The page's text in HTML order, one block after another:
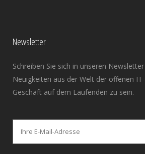
Newsletter
Schreiben Sie sich in unseren
Neuigkeiten aus der Welt der offenen
Geschäft auf dem Laufenden zu sein.